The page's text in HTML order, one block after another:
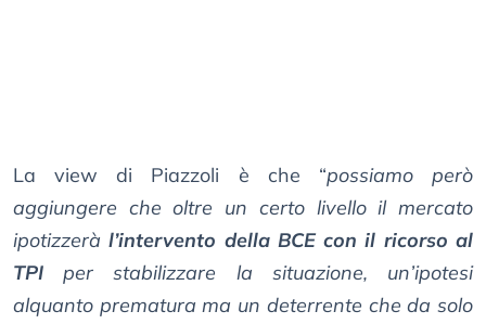
La view di Piazzoli è che “possiamo però
aggiungere che oltre un certo livello il mercato
ipotizzeràl’intervento della BCE con il ricorso al
TPI per stabilizzare la situazione, un’ipotesi
alquanto prematura ma un deterrente che da solo